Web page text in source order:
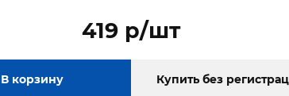
419 p/шт
В корзину Купить без